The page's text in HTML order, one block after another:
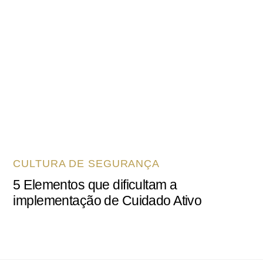
CULTURA DE SEGURANÇA
5 Elementos que dificultam a
implementação de Cuidado Ativo